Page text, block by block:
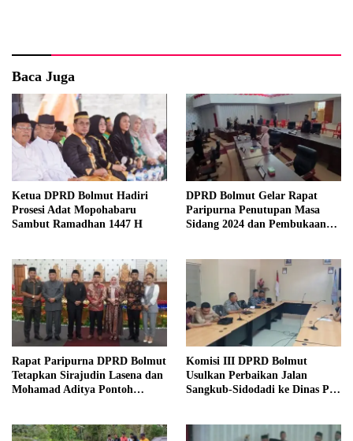
Baca Juga
Ketua DPRD Bolmut Hadiri
Prosesi Adat Mopohabaru
Sambut Ramadhan 1447 H
DPRD Bolmut Gelar Rapat
Paripurna Penutupan Masa
Sidang 2024 dan Pembukaan
Rapat Paripurna DPRD Bolmut
Tetapkan Sirajudin Lasena dan
Mohamad Aditya Pontoh
Komisi III DPRD Bolmut
Usulkan Perbaikan Jalan
Sangkub-Sidodadi ke Dinas PU